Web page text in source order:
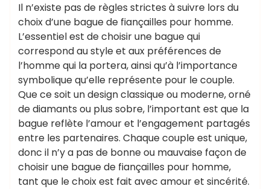
Il n’existe pas de règles strictes à suivre lors du
choix d’une bague de fiançailles pour homme.
L’essentiel est de choisir une bague qui
correspond au style et aux préférences de
l’homme qui la portera, ainsi qu’à l’importance
symbolique qu’elle représente pour le couple.
Que ce soit un design classique ou moderne, orné
de diamants ou plus sobre, l’important est que la
bague reflète l’amour et l’engagement partagés
entre les partenaires. Chaque couple est unique,
donc il n’y a pas de bonne ou mauvaise façon de
choisir une bague de fiançailles pour homme,
tant que le choix est fait avec amour et sincérité.